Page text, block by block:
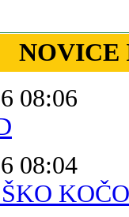
NOVICE
08:06
08:04
KOČO